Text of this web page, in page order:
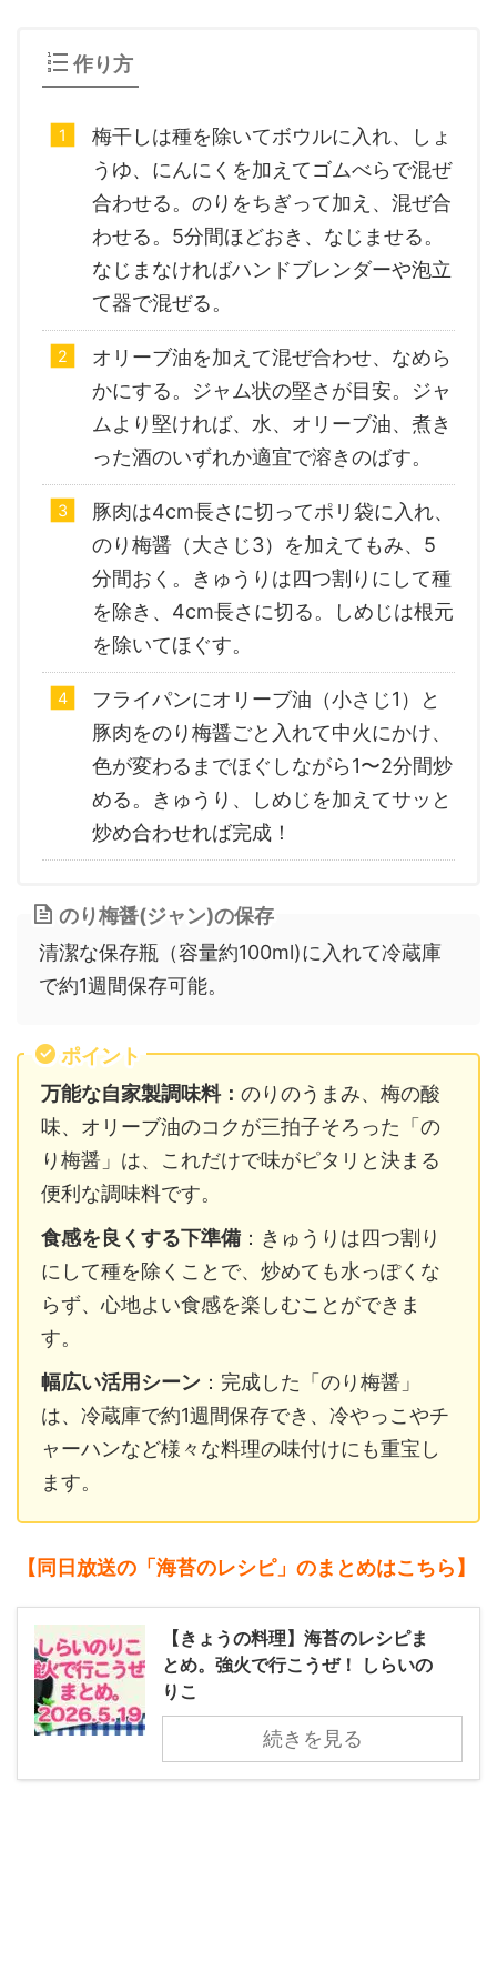
作り方
梅干しは種を除いてボウルに入れ、しょ
うゆ、にんにくを加えてゴムべらで混ぜ
合わせる。のりをちぎって加え、混ぜ合
わせる。5分間ほどおき、なじませる。
なじまなければハンドブレンダーや泡立
て器で混ぜる。
オリーブ油を加えて混ぜ合わせ、なめら
かにする。ジャム状の堅さが目安。ジャ
ムより堅ければ、水、オリーブ油、煮き
った酒のいずれか適宜で溶きのばす。
豚肉は4cm長さに切ってポリ袋に入れ、
のり梅醤（大さじ3）を加えてもみ、5
分間おく。きゅうりは四つ割りにして種
を除き、4cm長さに切る。しめじは根元
を除いてほぐす。
フライパンにオリーブ油（小さじ1）と
豚肉をのり梅醤ごと入れて中火にかけ、
色が変わるまでほぐしながら1〜2分間炒
める。きゅうり、しめじを加えてサッと
炒め合わせれば完成！
のり梅醤(ジャン)の保存
清潔な保存瓶（容量約100ml)に入れて冷蔵庫
で約1週間保存可能。
ポイント
万能な自家製調味料： のりのうまみ、梅の酸
味、オリーブ油のコクが三拍子そろった「の
り梅醤」は、これだけで味がピタリと決まる
便利な調味料です。
食感を良くする下準備：きゅうりは四つ割り
にして種を除くことで、炒めても水っぽくな
らず、心地よい食感を楽しむことができま
す。
幅広い活用シーン ：完成した「のり梅醤」
は、冷蔵庫で約1週間保存でき、冷やっこやチ
ャーハンなど様々な料理の味付けにも重宝し
ます。
【同日放送の「海苔のレシピ」のまとめはこちら】
【きょうの料理】海苔のレシピま
とめ。強火で行こうぜ！ しらいの
りこ
続きを見る